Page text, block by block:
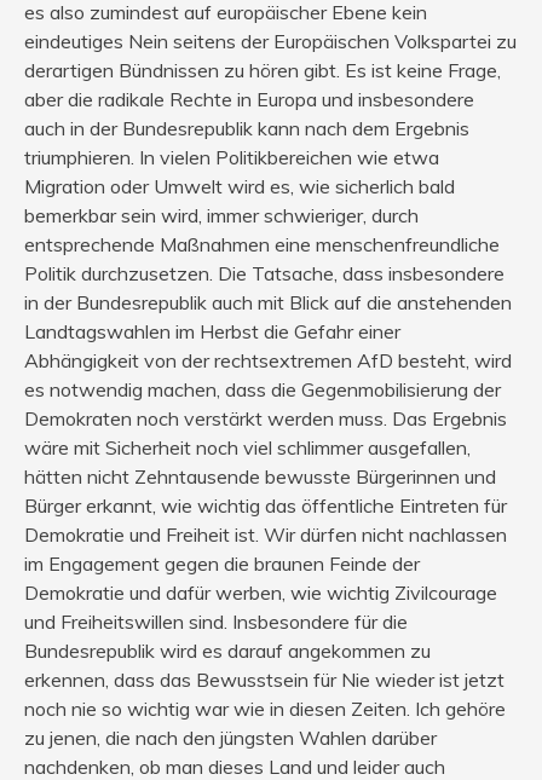
es also zumindest auf europäischer Ebene kein
eindeutiges Nein seitens der Europäischen Volkspartei zu
derartigen Bündnissen zu hören gibt. Es ist keine Frage,
aber die radikale Rechte in Europa und insbesondere
auch in der Bundesrepublik kann nach dem Ergebnis
triumphieren. In vielen Politikbereichen wie etwa
Migration oder Umwelt wird es, wie sicherlich bald
bemerkbar sein wird, immer schwieriger, durch
entsprechende Maßnahmen eine menschenfreundliche
Politik durchzusetzen. Die Tatsache, dass insbesondere
in der Bundesrepublik auch mit Blick auf die anstehenden
Landtagswahlen im Herbst die Gefahr einer
Abhängigkeit von der rechtsextremen AfD besteht, wird
es notwendig machen, dass die Gegenmobilisierung der
Demokraten noch verstärkt werden muss. Das Ergebnis
wäre mit Sicherheit noch viel schlimmer ausgefallen,
hätten nicht Zehntausende bewusste Bürgerinnen und
Bürger erkannt, wie wichtig das öffentliche Eintreten für
Demokratie und Freiheit ist. Wir dürfen nicht nachlassen
im Engagement gegen die braunen Feinde der
Demokratie und dafür werben, wie wichtig Zivilcourage
und Freiheitswillen sind. Insbesondere für die
Bundesrepublik wird es darauf angekommen zu
erkennen, dass das Bewusstsein für Nie wieder ist jetzt
noch nie so wichtig war wie in diesen Zeiten. Ich gehöre
zu jenen, die nach den jüngsten Wahlen darüber
nachdenken, ob man dieses Land und leider auch